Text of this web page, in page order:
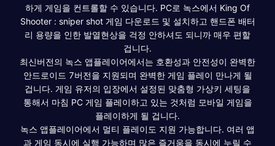
하게 게임을 컨트롤할 수 있습니다. PC로 녹스에서 King Of
Shooter : sniper shot 게임 다운로드 및 설치하고 핸드폰 배터
리 용량을 인한 발열현상을 걱정 안하셔도 되니까 매우 편할
겁니다.
최신버전의 녹스 앱플레이어에서는 호환성과 안전성이 완벽한
안드로이드 7버전을 지원되며 완벽한 게임 플레이 만나게 될
겁니다. 게임 유저의 입장에서 설정된 맞춤형 가상키 세팅을
통해서 마침 PC 게임 플레이하고 있는 것처럼 모바일 게임을
플레이하게 될 겁니다.
녹스 앱플레이어에서 멀티 플레이도 지원 가능합니다. 여러 앱
과 게임 동시에 실행 가능하며 많은 즐거움을 동시에 누릴 수